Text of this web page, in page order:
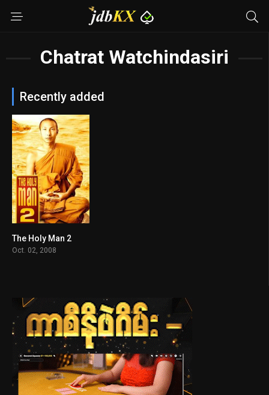
Chatrat Watchindasiri
Recently added
The Holy Man 2
Oct. 02, 2008